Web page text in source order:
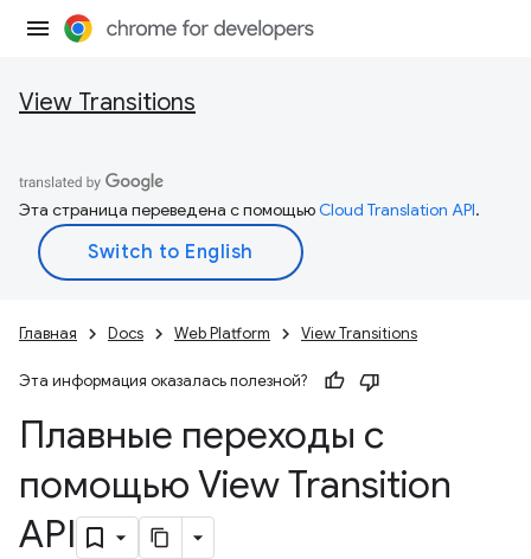
View Transitions
Эта страница переведена с помощьюCloud Translation API.
Главная Docs Web Platform View Transitions
Эта информация оказалась полезной?
Плавные переходы с
помощью View Transition
API